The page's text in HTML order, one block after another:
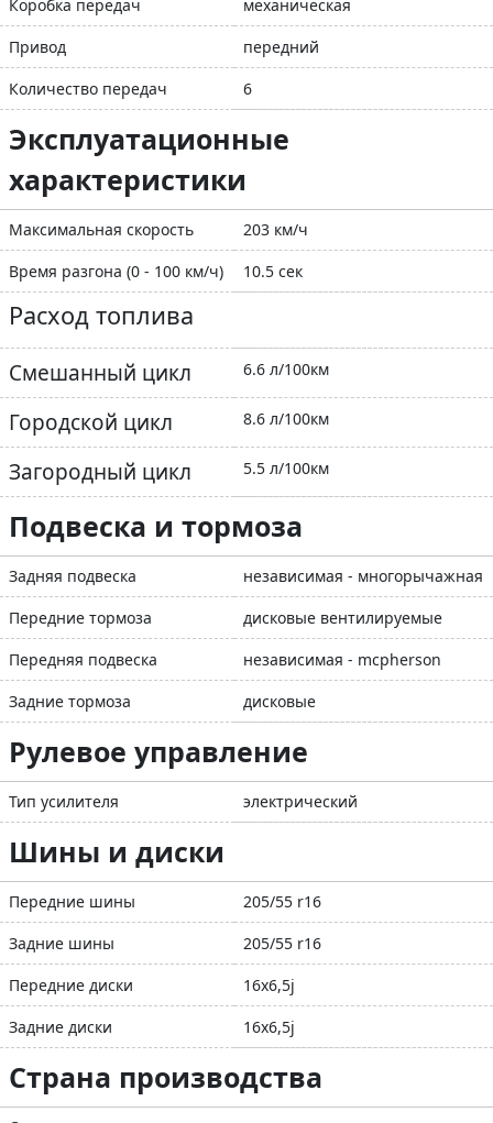
Коробка передач
механическая
Привод
передний
Количество передач
6
Эксплуатационные
характеристики
Максимальная скорость
203 км/ч
Время разгона (0 - 100 км/ч)
10.5 сек
Расход топлива
Смешанный цикл 6.6 л/100км
Городской цикл 8.6 л/100км
Загородный цикл 5.5 л/100км
Подвеска и тормоза
Задняя подвеска
независимая - многорычажная
Передние тормоза
дисковые вентилируемые
Передняя подвеска
независимая - mcpherson
Задние тормоза
дисковые
Рулевое управление
Тип усилителя электрический
Шины и диски
Передние шины
205/55 r16
Задние шины
205/55 r16
Передние диски
16x6,5j
Задние диски
16x6,5j
Страна производства